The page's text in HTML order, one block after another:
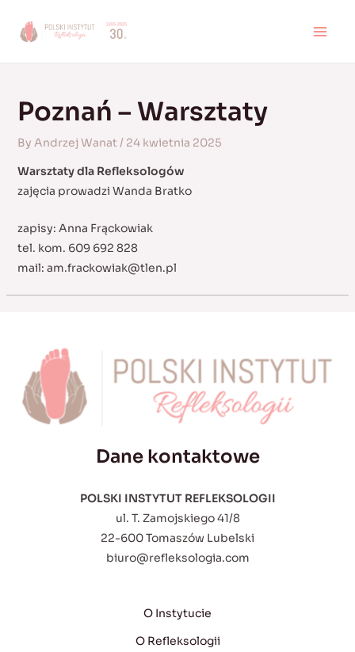
Poznań – Warsztaty
By Andrzej Wanat/ 24 kwietnia 2025
Warsztaty dla Refleksologów
zajęcia prowadzi Wanda Bratko
zapisy: Anna Frąckowiak
tel. kom. 609 692 828
mail: am.frackowiak@tlen.pl
Dane kontaktowe
POLSKI INSTYTUT REFLEKSOLOGII
ul. T. Zamojskiego 41/8
22-600 Tomaszów Lubelski
biuro@refleksologia.com
O Instytucie
O Refleksologii